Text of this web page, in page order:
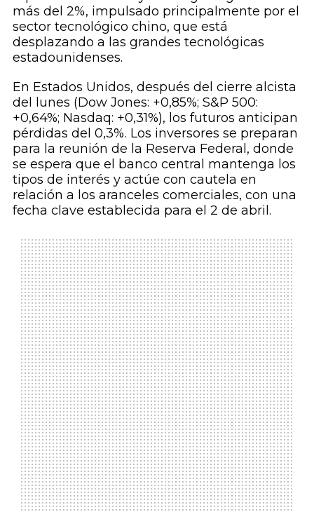
más del 2%, impulsado principalmente por el
sector tecnológico chino, que está
desplazando a las grandes tecnológicas
estadounidenses.
En Estados Unidos, después del cierre alcista
del lunes (Dow Jones: +0,85%; S&P 500:
+0,64%; Nasdaq: +0,31%), los futuros anticipan
pérdidas del 0,3%. Los inversores se preparan
para la reunión de la Reserva Federal, donde
se espera que el banco central mantenga los
tipos de interés y actúe con cautela en
relación a los aranceles comerciales, con una
fecha clave establecida para el 2 de abril.